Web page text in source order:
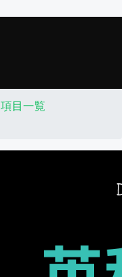
項目一覧